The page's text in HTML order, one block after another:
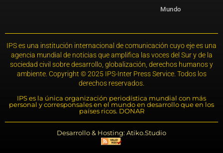
Mundo
IPS es una institución internacional de comunicación cuyo eje es una
agencia mundial de noticias que amplifica las voces del Sur y de la
sociedad civil sobre desarrollo, globalización, derechos humanos y
ambiente. Copyright © 2025 IPS-Inter Press Service. Todos los
derechos reservados.
IPS es la única organización periodística mundial con más
personal y corresponsales en el mundo en desarrollo que en los
países ricos. DONAR
Desarrollo & Hosting: Atiko.Studio